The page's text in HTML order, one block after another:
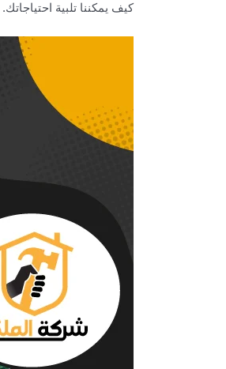
كيف يمكننا تلبية احتياجاتك.